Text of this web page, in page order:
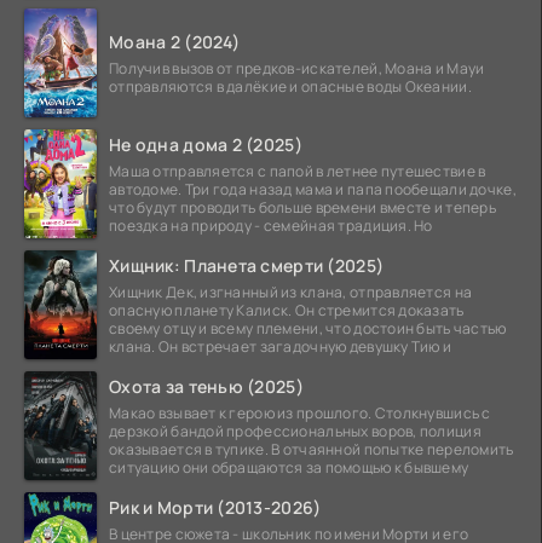
Моана 2 (2024)
Получив вызов от предков-искателей, Моана и Мауи
отправляются в далёкие и опасные воды Океании.
Не одна дома 2 (2025)
Маша отправляется с папой в летнее путешествие в
автодоме. Три года назад мама и папа пообещали дочке,
что будут проводить больше времени вместе и теперь
поездка на природу - семейная традиция. Но
Хищник: Планета смерти (2025)
Хищник Дек, изгнанный из клана, отправляется на
опасную планету Калиск. Он стремится доказать
своему отцу и всему племени, что достоин быть частью
клана. Он встречает загадочную девушку Тию и
Охота за тенью (2025)
Макао взывает к герою из прошлого. Столкнувшись с
дерзкой бандой профессиональных воров, полиция
оказывается в тупике. В отчаянной попытке переломить
ситуацию они обращаются за помощью к бывшему
Рик и Морти (2013-2026)
В центре сюжета - школьник по имени Морти и его